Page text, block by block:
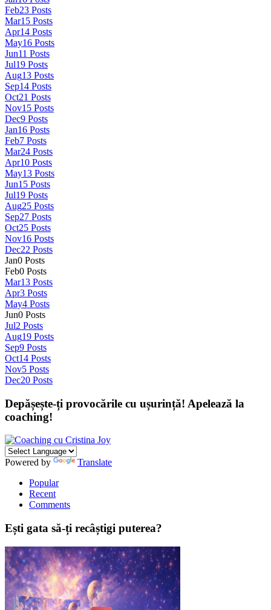
Feb23 Posts
Mar15 Posts
Apr14 Posts
May16 Posts
Jun11 Posts
Jul19 Posts
Aug13 Posts
Sep14 Posts
Oct21 Posts
Nov15 Posts
Dec9 Posts
Jan16 Posts
Feb7 Posts
Mar24 Posts
Apr10 Posts
May13 Posts
Jun15 Posts
Jul19 Posts
Aug25 Posts
Sep27 Posts
Oct25 Posts
Nov16 Posts
Dec22 Posts
Jan0 Posts
Feb0 Posts
Mar13 Posts
Apr3 Posts
May4 Posts
Jun0 Posts
Jul2 Posts
Aug19 Posts
Sep9 Posts
Oct14 Posts
Nov5 Posts
Dec20 Posts
Depășește-ți provocările cu ușurință! Apelează la
coaching!
Powered by
Translate
Popular
Recent
Comments
Ești gata să-ți recâștigi puterea?